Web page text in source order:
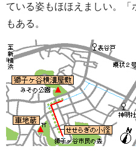
ている姿もほほえましい。
もある。